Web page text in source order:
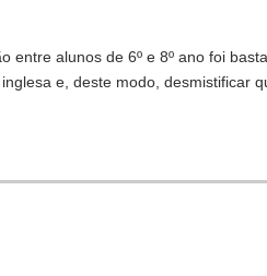
alunos de 6º e 8º ano foi
e, deste modo, desmistificar